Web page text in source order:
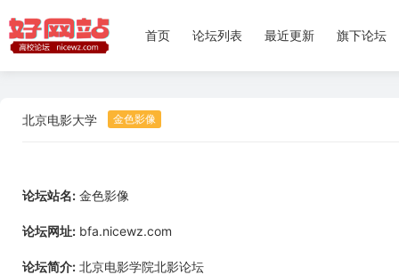
首页 论坛列表 最近更新 旗下论坛
北京电影大学
论坛站名: 金色影像
论坛网址: bfa.nicewz.com
论坛简介: 北京电影学院北影论坛